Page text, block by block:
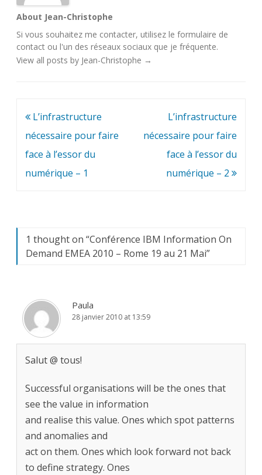
About Jean-Christophe
Si vous souhaitez me contacter, utilisez le formulaire de
contact ou l'un des réseaux sociaux que je fréquente.
View all posts by Jean-Christophe →
Navigation
de
l’article
L’infrastructure
nécessaire pour faire
face à l’essor du
numérique – 1
L’infrastructure
nécessaire pour faire
face à l’essor du
numérique – 2
1 thought on “Conférence IBM Information On
Demand EMEA 2010 – Rome 19 au 21 Mai”
Paula
28 janvier 2010 at 13:59
Salut @ tous!
Successful organisations will be the ones that
see the value in information
and realise this value. Ones which spot patterns
and anomalies and
act on them. Ones which look forward not back
to define strategy. Ones